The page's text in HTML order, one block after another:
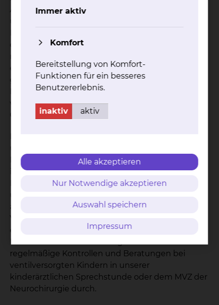
Ausbildung einer Hirndrucksteigerung schnell
durch Schädeleröffnungen gelegentlich
erforderlich. Die Nachbehandlung erfolgt dann
gemeinsam mit der Anästhesie und der
Intensivstation der Kinderklinik. Von hier aus
werden Rehamaßnahmen und ggf. eine Tumor-
Chemotherapie angeschlossen.
Hirnwasseraufstau („Wasserkopf“) entwickeln. Hier
ist eine rasche Ableitung des Hirnwassers mit
Beseitigung der Entzündung oder von Blutresten
ableitenden Ventilsystem erforderlich. Die
Ventilsysteme sind in der Regel von außen
einstellbar, sodass eine Anpassung an die
regelmäßige Kontrollen und Beratungen bei
ventilversorgten Kindern in unserer
kinderärztlichen Sprechstunde oder dem MVZ der
Neurochirurgie durch.
Immer aktiv
Komfort
Bereitstellung von Komfort-
Funktionen für ein besseres
Benutzererlebnis.
inaktiv aktiv
Alle akzeptieren
Nur Notwendige akzeptieren
Auswahl speichern
Impressum